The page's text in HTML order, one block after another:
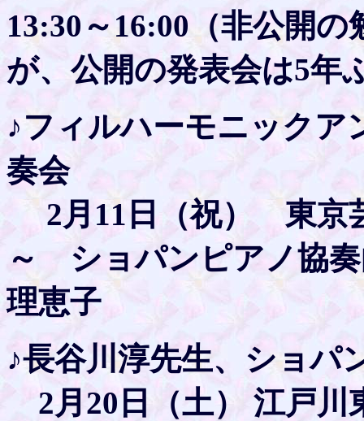
13:30～16:00（非公開
が、公開の発表会は5年
♪フィルハーモニック
奏会
2月11日（祝） 東京
～ ショパンピアノ協
理恵子
♪長谷川淳先生、ショ
2月20日（土） 江戸川